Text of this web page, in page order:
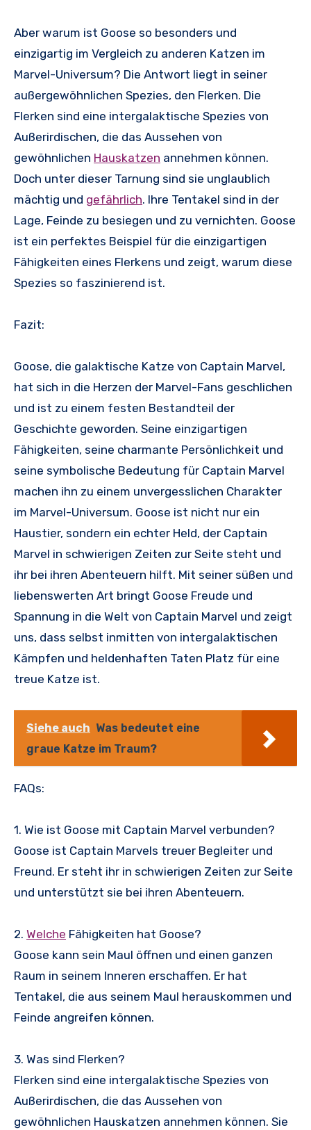
Aber warum ist Goose so besonders und
einzigartig im Vergleich zu anderen Katzen im
Marvel-Universum? Die Antwort liegt in seiner
außergewöhnlichen Spezies, den Flerken. Die
Flerken sind eine intergalaktische Spezies von
Außerirdischen, die das Aussehen von
gewöhnlichen Hauskatzen annehmen können.
Doch unter dieser Tarnung sind sie unglaublich
mächtig und gefährlich. Ihre Tentakel sind in der
Lage, Feinde zu besiegen und zu vernichten. Goose
ist ein perfektes Beispiel für die einzigartigen
Fähigkeiten eines Flerkens und zeigt, warum diese
Spezies so faszinierend ist.
Fazit:
Goose, die galaktische Katze von Captain Marvel,
hat sich in die Herzen der Marvel-Fans geschlichen
und ist zu einem festen Bestandteil der
Geschichte geworden. Seine einzigartigen
Fähigkeiten, seine charmante Persönlichkeit und
seine symbolische Bedeutung für Captain Marvel
machen ihn zu einem unvergesslichen Charakter
im Marvel-Universum. Goose ist nicht nur ein
Haustier, sondern ein echter Held, der Captain
Marvel in schwierigen Zeiten zur Seite steht und
ihr bei ihren Abenteuern hilft. Mit seiner süßen und
liebenswerten Art bringt Goose Freude und
Spannung in die Welt von Captain Marvel und zeigt
uns, dass selbst inmitten von intergalaktischen
Kämpfen und heldenhaften Taten Platz für eine
treue Katze ist.
Siehe auch Was bedeutet eine
graue Katze im Traum?
FAQs:
1. Wie ist Goose mit Captain Marvel verbunden?
Goose ist Captain Marvels treuer Begleiter und
Freund. Er steht ihr in schwierigen Zeiten zur Seite
und unterstützt sie bei ihren Abenteuern.
2. Welche Fähigkeiten hat Goose?
Goose kann sein Maul öffnen und einen ganzen
Raum in seinem Inneren erschaffen. Er hat
Tentakel, die aus seinem Maul herauskommen und
Feinde angreifen können.
3. Was sind Flerken?
Flerken sind eine intergalaktische Spezies von
Außerirdischen, die das Aussehen von
gewöhnlichen Hauskatzen annehmen können. Sie